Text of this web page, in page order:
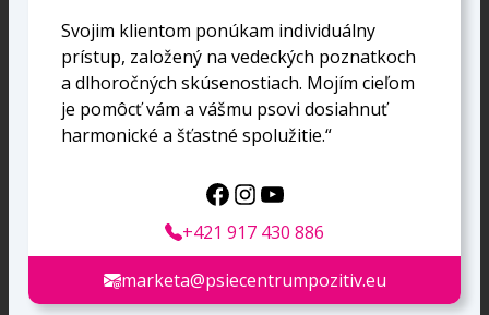
Svojim klientom ponúkam individuálny
prístup, založený na vedeckých poznatkoch
a dlhoročných skúsenostiach. Mojím cieľom
je pomôcť vám a vášmu psovi dosiahnuť
harmonické a šťastné spolužitie.“
+421 917 430 886
marketa@psiecentrumpozitiv.eu